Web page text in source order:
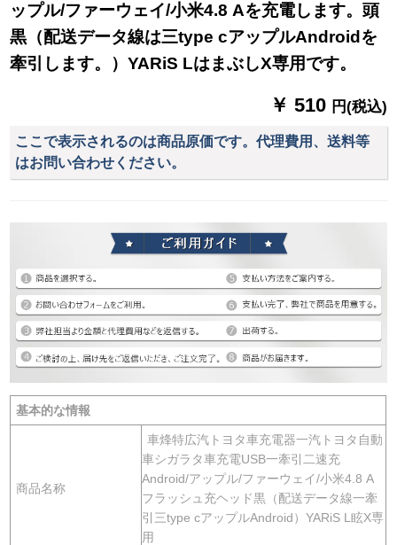
ップル/ファーウェイ/小米4.8 Aを充電します。頭
黒（配送データ線は三type cアップルAndroidを
牽引します。）YARiS LはまぶしX専用です。
￥ 510 円(税込)
ここで表示されるのは商品原価です。代理費用、送料等
はお問い合わせください。
基本的な情報
商品名称
車烽特広汽トヨタ車充電器一汽トヨタ自動
車シガラタ車充電USB一牽引二速充
Android/アップル/ファーウェイ/小米4.8 A
フラッシュ充ヘッド黒（配送データ線一牽
引三type cアップルAndroid）YARiS L眩X専
用